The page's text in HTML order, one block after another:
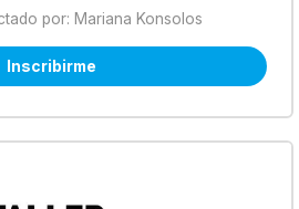
por: Mariana Konsolos
Inscribirme